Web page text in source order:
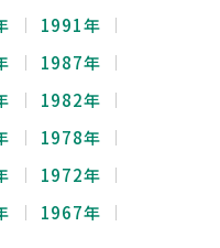
1991年
1987年
1982年
1978年
1972年
1967年